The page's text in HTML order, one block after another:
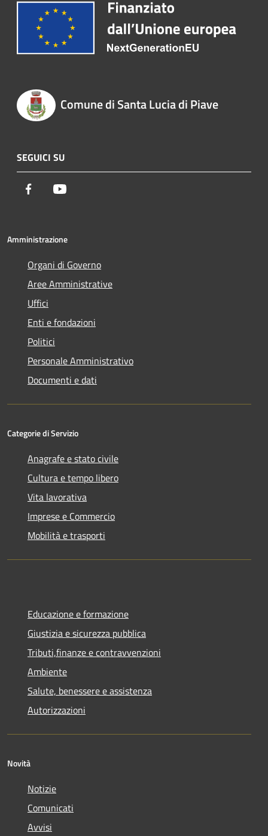
Comune di Santa Lucia di Piave
SEGUICI SU
Facebook
Amministrazione
Organi di Governo
Aree Amministrative
Uffici
Enti e fondazioni
Politici
Personale Amministrativo
Documenti e dati
Categorie di Servizio
Anagrafe e stato civile
Cultura e tempo libero
Vita lavorativa
Imprese e Commercio
Mobilità e trasporti
Educazione e formazione
Giustizia e sicurezza pubblica
Tributi,finanze e contravvenzioni
Ambiente
Salute, benessere e assistenza
Autorizzazioni
Novità
Notizie
Comunicati
Avvisi